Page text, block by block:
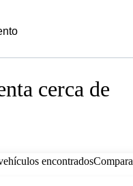
cerca de
encontradosCompara